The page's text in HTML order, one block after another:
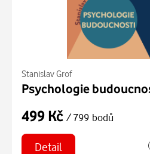
Stanislav Grof
Psychologie
499 Kč / 799 bodů
Detail